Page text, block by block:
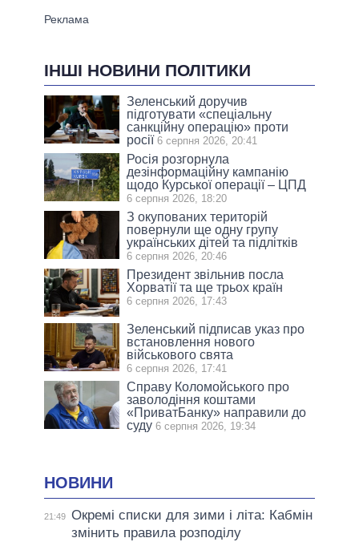
ІНШІ НОВИНИ ПОЛІТИКИ
Зеленський доручив
підготувати «спеціальну
санкційну операцію» проти
росії 6 серпня 2026, 20:41
Росія розгорнула
дезінформаційну кампанію
щодо Курської операції – ЦПД
6 серпня 2026, 18:20
З окупованих територій
повернули ще одну групу
українських дітей та підлітків
6 серпня 2026, 20:46
Президент звільнив посла
Хорватії та ще трьох країн
6 серпня 2026, 17:43
Зеленський підписав указ про
встановлення нового
військового свята
6 серпня 2026, 17:41
Справу Коломойського про
заволодіння коштами
«ПриватБанку» направили до
суду 6 серпня 2026, 19:34
НОВИНИ
21:49 Окремі списки для зими і літа: Кабмін
змінить правила розподілу